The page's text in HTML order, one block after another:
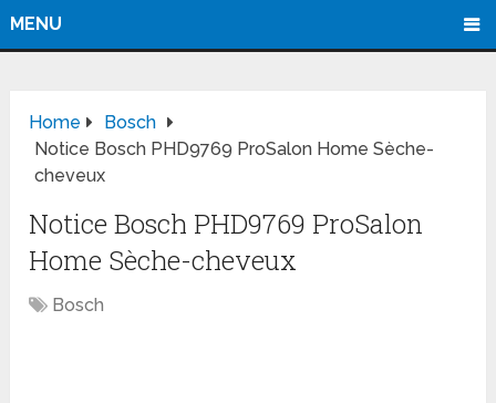
MENU
Home
Bosch
Notice Bosch PHD9769 ProSalon Home Sèche-
cheveux
Notice Bosch PHD9769 ProSalon
Home Sèche-cheveux
Bosch